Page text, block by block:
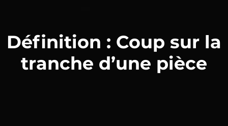
Définition : Coup sur la
tranche d’une pièce